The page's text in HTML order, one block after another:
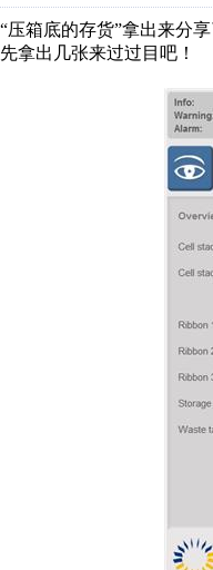
“压箱底的存货”拿出来分
先拿出几张来过过目吧！